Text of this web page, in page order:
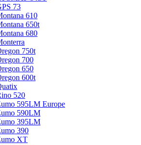
73
610
650t
680
750t
700
650
600t
520
595LM Europe
590LM
395LM
390
XT